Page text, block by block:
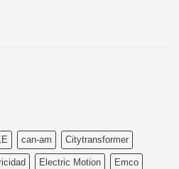
can-am Citytransformer
Electric Motion Emco